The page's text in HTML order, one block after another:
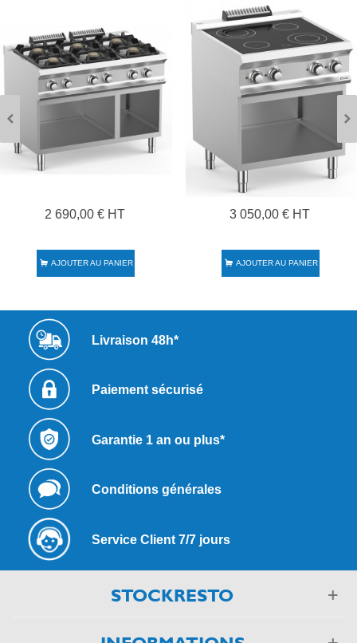
2 690,00 € HT
AJOUTER AU PANIER
MBM 700 VC77A
3 050,00 € HT
AJOUTER AU PANIER
Livraison 48h*
Paiement sécurisé
Garantie 1 an ou plus*
Conditions générales
Service Client 7/7 jours
STOCKRESTO